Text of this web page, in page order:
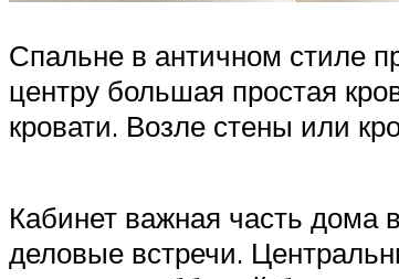
Спальне в античном стиле
центру большая простая
кровати. Возле стены или
Кабинет важная часть дома
деловые встречи.